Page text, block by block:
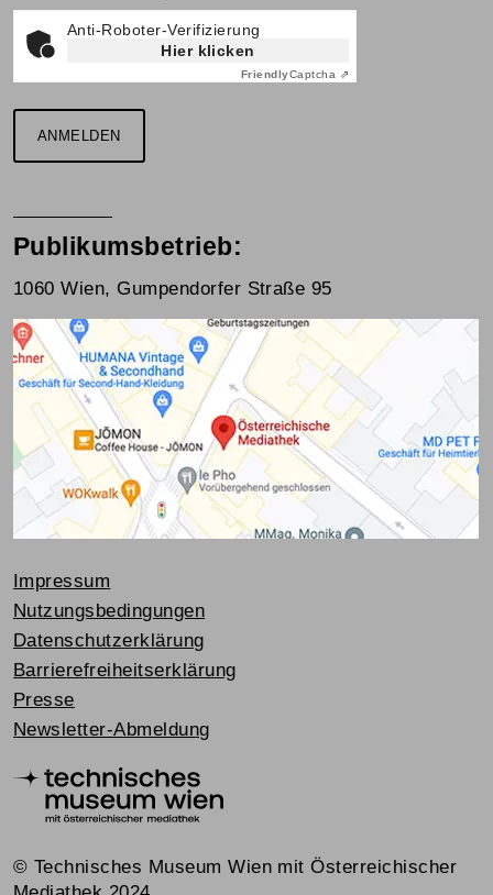
Anti-Roboter-Verifizierung
Hier klicken
FriendlyCaptcha ⇗
ANMELDEN
Publikumsbetrieb:
1060 Wien, Gumpendorfer Straße 95
Impressum
Nutzungsbedingungen
Datenschutzerklärung
Barrierefreiheitserklärung
Presse
Newsletter-Abmeldung
© Technisches Museum Wien mit Österreichischer